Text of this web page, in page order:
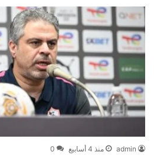
admin منذ 4 أسابيع 0